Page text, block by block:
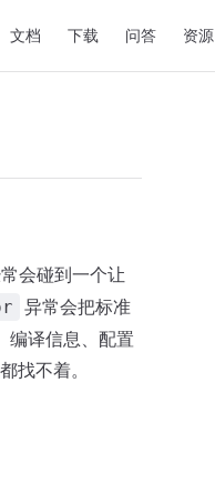
文档 下载 问答 资源
会碰到一个让
异常会把标准
编译信息、配置
找不着。